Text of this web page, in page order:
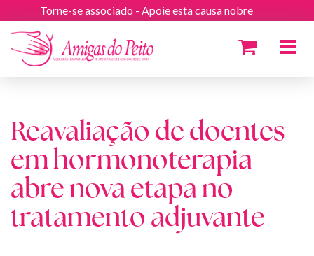
Torne-se associado - Apoie esta causa nobre
Toggle
Reavaliação de doentes
em hormonoterapia
abre nova etapa no
tratamento adjuvante